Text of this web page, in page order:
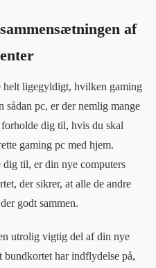
af
helt ligegyldigt, hvilken gaming
sådan pc, er der nemlig mange
dig til, hvis du skal
gaming pc med hjem.
til, er din nye computers
der sikrer, at alle de andre
godt sammen.
utrolig vigtig del af din nye
bundkortet har indflydelse på,